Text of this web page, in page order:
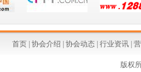
名牌产品称号
织企业开展清远白花塱小学捐资助学活动
首页 协会介绍 协会动态 行业资讯
版权